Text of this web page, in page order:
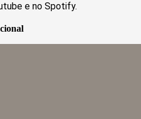
e no Spotify.